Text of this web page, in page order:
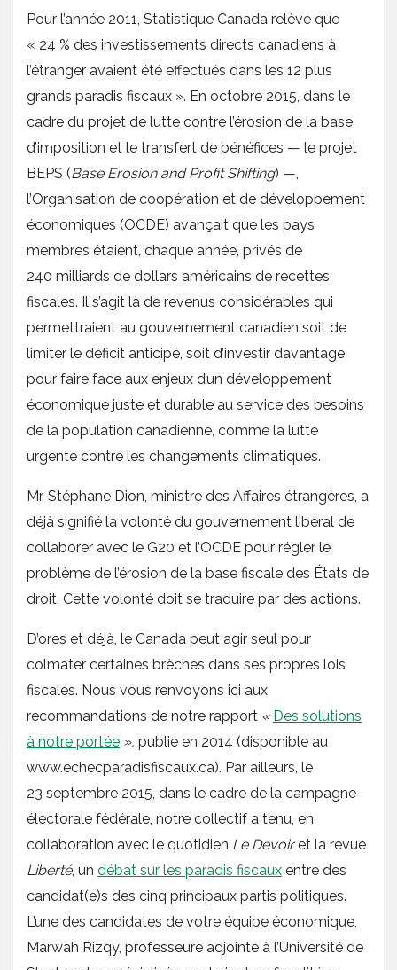
Pour l’année 2011, Statistique Canada relève que
« 24 % des investissements directs canadiens à
l’étranger avaient été effectués dans les 12 plus
grands paradis fiscaux ». En octobre 2015, dans le
cadre du projet de lutte contre l’érosion de la base
d’imposition et le transfert de bénéfices — le projet
BEPS (Base Erosion and Profit Shifting) —,
l’Organisation de coopération et de développement
économiques (OCDE) avançait que les pays
membres étaient, chaque année, privés de
240 milliards de dollars américains de recettes
fiscales. Il s’agit là de revenus considérables qui
permettraient au gouvernement canadien soit de
limiter le déficit anticipé, soit d’investir davantage
pour faire face aux enjeux d’un développement
économique juste et durable au service des besoins
de la population canadienne, comme la lutte
urgente contre les changements climatiques.
Mr. Stéphane Dion, ministre des Affaires étrangères, a
déjà signifié la volonté du gouvernement libéral de
collaborer avec le G20 et l’OCDE pour régler le
problème de l’érosion de la base fiscale des États de
droit. Cette volonté doit se traduire par des actions.
D’ores et déjà, le Canada peut agir seul pour
colmater certaines brèches dans ses propres lois
fiscales. Nous vous renvoyons ici aux
recommandations de notre rapport « Des solutions
à notre portée », publié en 2014 (disponible au
www.echecparadisfiscaux.ca). Par ailleurs, le
23 septembre 2015, dans le cadre de la campagne
électorale fédérale, notre collectif a tenu, en
collaboration avec le quotidien Le Devoiret la revue
Liberté, un débat sur les paradis fiscaux entre des
candidat(e)s des cinq principaux partis politiques.
L’une des candidates de votre équipe économique,
Marwah Rizqy, professeure adjointe à l’Université de